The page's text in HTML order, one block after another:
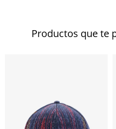
Productos que te